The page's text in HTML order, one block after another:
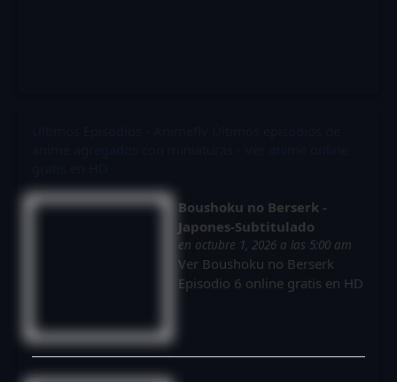
Boushoku no Berserk -
Japones-Subtitulado
en octubre 1, 2026 a las 5:00 am
Ver Boushoku no Berserk
Episodio 6 online gratis en HD